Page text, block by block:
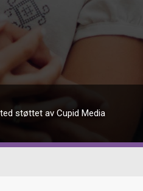
støttet av Cupid Media